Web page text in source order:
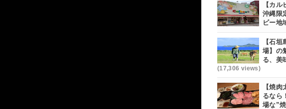
【カ
沖縄限
ビー地
【石
場】の
る、美
(17,306 views)
【焼
るなら
場な”